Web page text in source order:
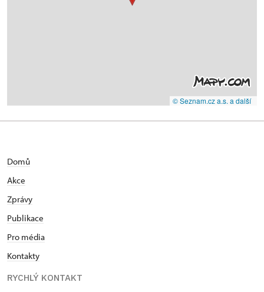
© Seznam.cz a.s. a další
Domů
Akce
Zprávy
Publikace
Pro média
Kontakty
RYCHLÝ KONTAKT